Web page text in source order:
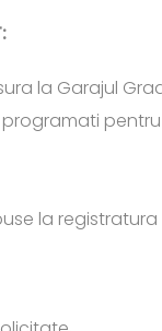
la Garajul
la